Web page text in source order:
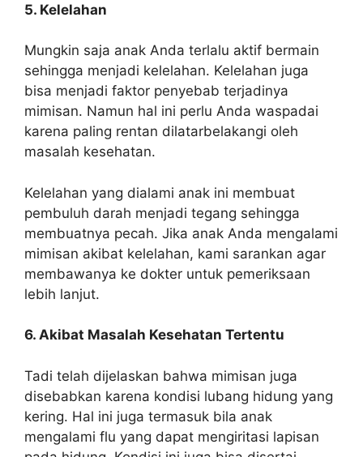
5. Kelelahan
Mungkin saja anak Anda terlalu aktif bermain
sehingga menjadi kelelahan. Kelelahan juga
bisa menjadi faktor penyebab terjadinya
mimisan. Namun hal ini perlu Anda waspadai
karena paling rentan dilatarbelakangi oleh
masalah kesehatan.
Kelelahan yang dialami anak ini membuat
pembuluh darah menjadi tegang sehingga
membuatnya pecah. Jika anak Anda mengalami
mimisan akibat kelelahan, kami sarankan agar
membawanya ke dokter untuk pemeriksaan
lebih lanjut.
6. Akibat Masalah Kesehatan Tertentu
Tadi telah dijelaskan bahwa mimisan juga
disebabkan karena kondisi lubang hidung yang
kering. Hal ini juga termasuk bila anak
mengalami flu yang dapat mengiritasi lapisan